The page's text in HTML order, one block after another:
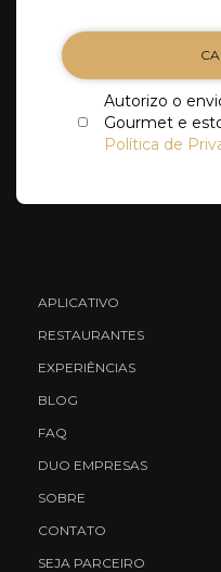
Autorizo o
Gourmet e
Política de
APLICATIVO
RESTAURANTES
EXPERIÊNCIAS
BLOG
FAQ
DUO EMPRESAS
SOBRE
CONTATO
SEJA PARCEIRO